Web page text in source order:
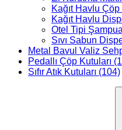
Kağıt Havlu
Kağıt Havlu
Otel Tipi
Sıvı Sabun
Metal Bavul Valiz
Pedallı Çöp Kutuları
Sıfır Atık Kutuları (104)